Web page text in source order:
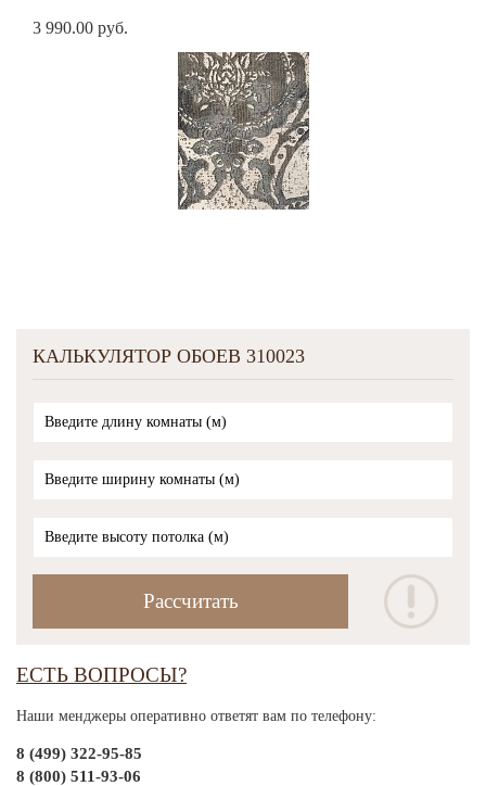
3 990.00 руб.
КАЛЬКУЛЯТОР ОБОЕВ 310023
ЕСТЬ ВОПРОСЫ?
Наши менджеры оперативно ответят вам по телефону:
8 (499) 322-95-85
8 (800) 511-93-06